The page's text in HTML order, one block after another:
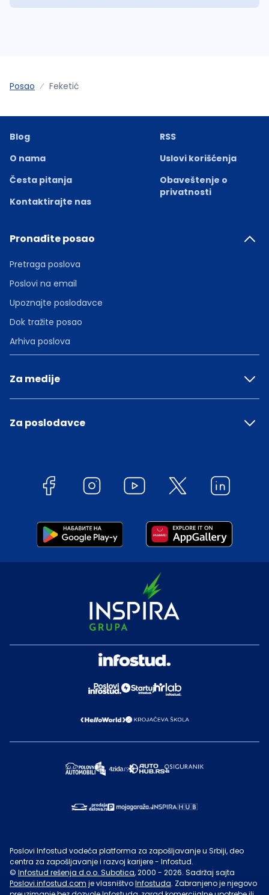
Posao Feketić
Blog
O nama
Česta pitanja
Kontaktirajte nas
RSS
Uslovi korišćenja
Obaveštenje o
privatnosti
Pronađite posao
Pretraga poslova
Poslovi na email
Upoznajte poslodavce
Dok tražite posao
Arhiva poslova
Za medije
Za poslodavce
Poslovi Infostud vodeća platforma za zapošljavanje u Srbiji, deo
centra za zapošljavanje i razvoj karijere - Infostud.
© Infostud rešenja d.o.o. Subotica, 2000 - 2026. Sadržaj sajta
Poslovi.infostud.com je vlasništvoInfostuda. Zabranjeno je njegovo